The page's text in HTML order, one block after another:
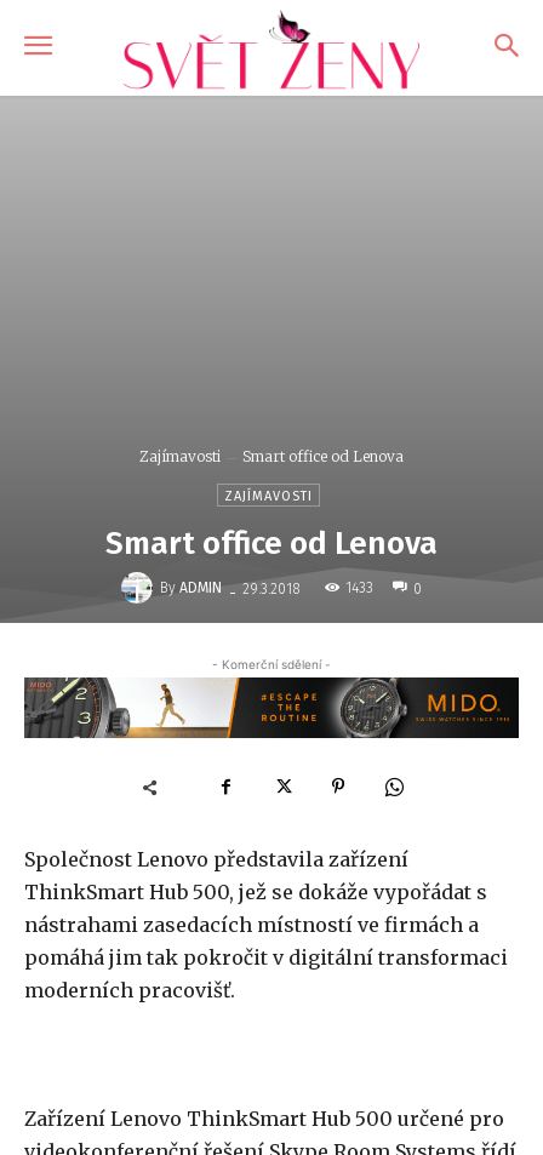
Zajímavosti Smart office od Lenova
ZAJÍMAVOSTI
Smart office od Lenova
By ADMIN - 29.3.2018 1433 0
- Komerční sdělení -
Společnost Lenovo představila zařízení
ThinkSmart Hub 500, jež se dokáže vypořádat s
nástrahami zasedacích místností ve firmách a
pomáhá jim tak pokročit v digitální transformaci
moderních pracovišť.
Zařízení Lenovo ThinkSmart Hub 500 určené pro